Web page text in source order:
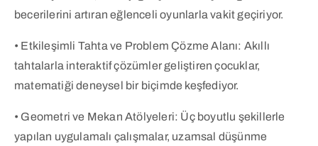
becerilerini artıran eğlenceli oyunlarla vakit geçiriyor.
• Etkileşimli Tahta ve Problem Çözme Alanı: Akıllı
tahtalarla interaktif çözümler geliştiren çocuklar,
matematiği deneysel bir biçimde keşfediyor.
• Geometri ve Mekan Atölyeleri: Üç boyutlu şekillerle
yapılan uygulamalı çalışmalar, uzamsal düşünme